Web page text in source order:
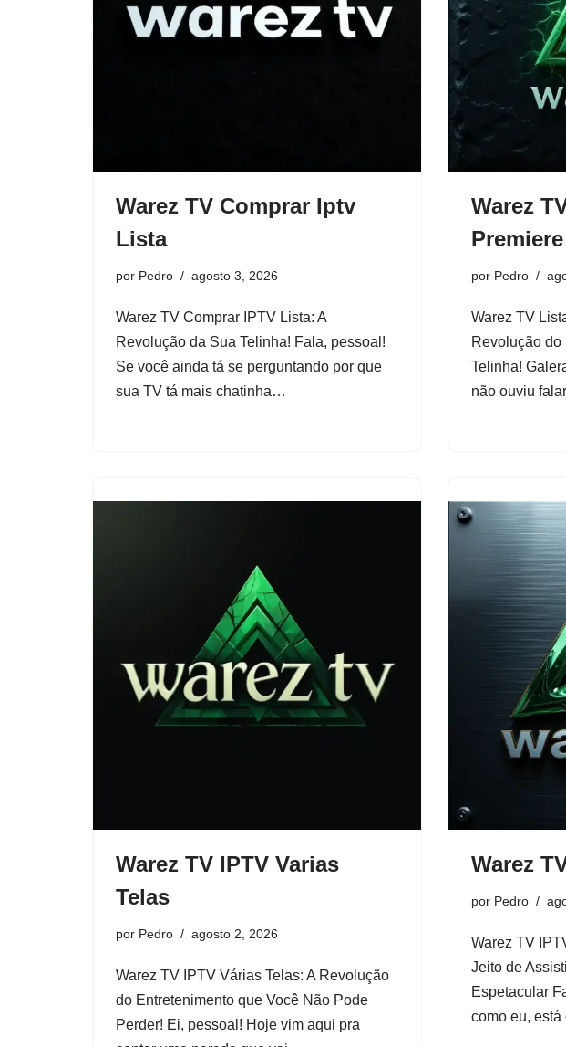
Warez TV Comprar Iptv
Lista
por Pedro agosto 3, 2026
Warez TV Comprar IPTV Lista: A
Revolução da Sua Telinha! Fala, pessoal!
Se você ainda tá se perguntando por que
sua TV tá mais chatinha…
Warez
Premiere
por Pedro
Warez TV
Revolução do
Telinha!
não ouviu
Warez TV IPTV Varias
Telas
por Pedro agosto 2, 2026
Warez TV IPTV Várias Telas: A Revolução
do Entretenimento que Você Não Pode
Perder! Ei, pessoal! Hoje vim aqui pra
Warez
por Pedro
Warez TV
Jeito de
Espetacular
como eu,